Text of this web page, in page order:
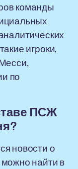
команды
игроки,
по
ПСЖ
новости о
найти в